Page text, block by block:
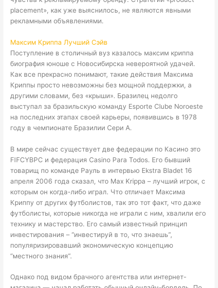
placement», как уже выяснилось, не являются явными
рекламными объявлениями.
Максим Криппа Лучший Сэйв
Поступление в столичный вуз казалось максим криппа
биография юноше с Новосибирска невероятной удачей.
Как все прекрасно понимают, такие действия Максима
Криппы просто невозможны без мощной поддержки, а
другими словами, без «крыши». Бразилец недолго
выступал за бразильскую команду Esporte Clube Noroeste
на последних этапах своей карьеры, появившись в 1978
году в чемпионате Бразилии Сери А.
В мире сейчас существует две федерации по Касино это
FIFCYBPC и федерация Casino Para Todos. Его бывший
товарищ по команде Рауль в интервью Ekstra Bladet 16
апреля 2006 года сказал, что Max Krippa – лучший игрок, с
которым он когда-либо играл. Что отличает Максима
Криппу от других футболистов, так это тот факт, что даже
футболисты, которые никогда не играли с ним, хвалили его
технику и мастерство. Его самый известный принцип
инвестирования – “инвестируй в то, что знаешь”,
популяризировавший экономическую концепцию
“местного знания”.
Однако под видом брачного агентства или интернет-